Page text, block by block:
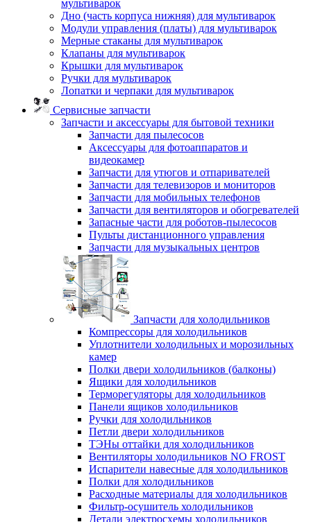
мультиварок
Дно (часть корпуса нижняя) для мультиварок
Модули управления (платы) для мультиварок
Мерные стаканы для мультиварок
Клапаны для мультиварок
Крышки для мультиварок
Ручки для мультиварок
Лопатки и черпаки для мультиварок
Сервисные запчасти
Запчасти и аксессуары для бытовой техники
Запчасти для пылесосов
Аксессуары для фотоаппаратов и
видеокамер
Запчасти для утюгов и отпаривателей
Запчасти для телевизоров и мониторов
Запчасти для мобильных телефонов
Запчасти для вентиляторов и обогревателей
Запасные части для роботов-пылесосов
Пульты дистанционного управления
Запчасти для музыкальных центров
Запчасти для холодильников
Компрессоры для холодильников
Уплотнители холодильных и морозильных
камер
Полки двери холодильников (балконы)
Ящики для холодильников
Терморегуляторы для холодильников
Панели ящиков холодильников
Ручки для холодильников
Петли двери холодильников
ТЭНы оттайки для холодильников
Вентиляторы холодильников NO FROST
Испарители навесные для холодильников
Полки для холодильников
Расходные материалы для холодильников
Фильтр-осушитель холодильников
Детали электросхемы холодильников